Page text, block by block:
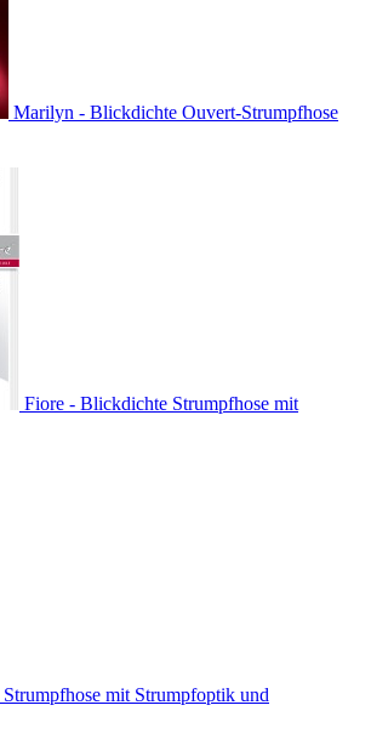
Marilyn - Blickdichte Ouvert-Strumpfhose
Fiore - Blickdichte Strumpfhose mit
Strumpfhose mit Strumpfoptik und